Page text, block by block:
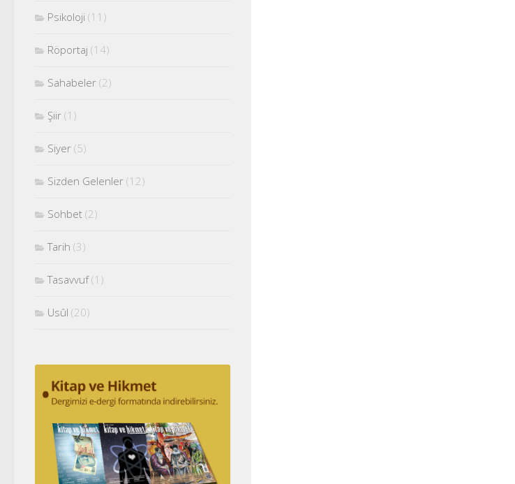
Psikoloji (11)
Röportaj (14)
Sahabeler (2)
Şiir (1)
Siyer (5)
Sizden Gelenler (12)
Sohbet (2)
Tarih (3)
Tasavvuf(1)
Usûl (20)